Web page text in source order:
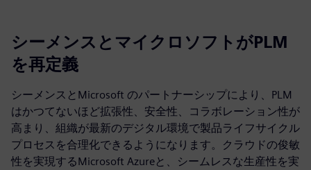
シーメンスとマイクロソフトがPLM
を再定義
シーメンスとMicrosoft のパートナーシップにより、PLM
はかつてないほど拡張性、安全性、コラボレーション性が
高まり、組織が最新のデジタル環境で製品ライフサイクル
プロセスを合理化できるようになります。クラウドの俊敏
性を実現するMicrosoft Azureと、シームレスな生産性を実